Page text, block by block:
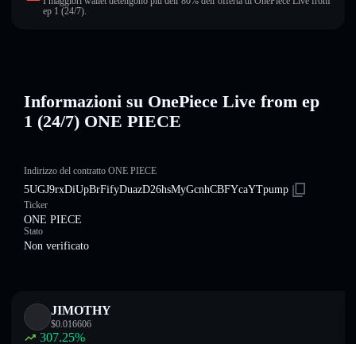
ep 1 (24/7).
Informazioni su OnePiece Live from ep
1 (24/7) ONE PIECE
Indirizzo del contratto ONE PIECE
5UGJ9rxDiUpBrFifyDuazD26hsMyGcnhCBFYcaYTpump
Ticker
ONE PIECE
Stato
Non verificato
JIMOTHY
$0.016606
307.25%